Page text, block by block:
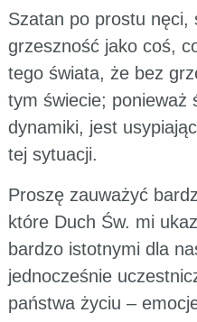
Szatan po prostu nęci,
grzeszność jako coś,
tego świata, że bez
tym świecie; ponieważ
dynamiki, jest
tej sytuacji.
Proszę zauważyć
które Duch Św. mi
bardzo istotnymi dla
jednocześnie
państwa życiu –